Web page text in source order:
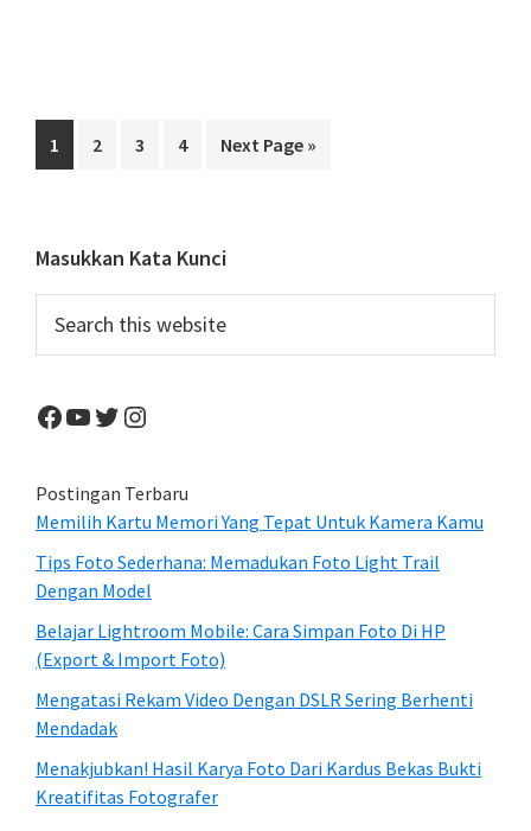
Page
1 Page
2 Page
3 Page
4
Go
Next Page »
Primary
Sidebar
Masukkan Kata Kunci
this
Facebook
YouTube
Twitter
Instagram
Postingan Terbaru
Memilih Kartu Memori Yang Tepat Untuk Kamera Kamu
Tips Foto Sederhana: Memadukan Foto Light Trail
Dengan Model
Belajar Lightroom Mobile: Cara Simpan Foto Di HP
(Export & Import Foto)
Mengatasi Rekam Video Dengan DSLR Sering Berhenti
Mendadak
Menakjubkan! Hasil Karya Foto Dari Kardus Bekas Bukti
Kreatifitas Fotografer